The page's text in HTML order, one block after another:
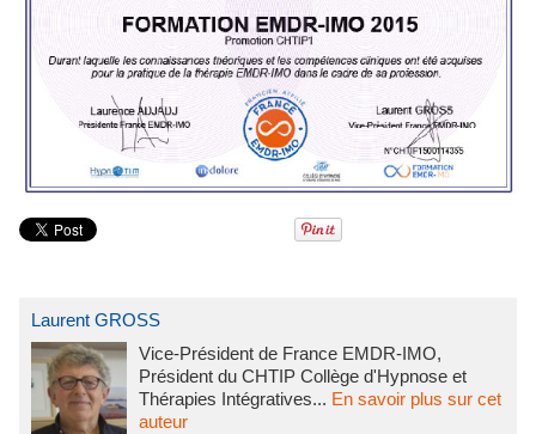
Laurent GROSS
Vice-Président de France EMDR-IMO,
Président du CHTIP Collège d'Hypnose et
Thérapies Intégratives... En savoir plus sur cet
auteur